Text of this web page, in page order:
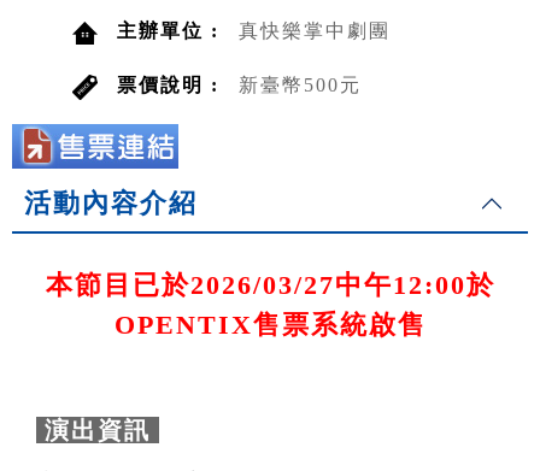
主辦單位 : 真快樂掌中劇團
票價說明 : 新臺幣500元
活動內容介紹
本節目已於2026/03/27中午12:00於
OPENTIX售票系統啟售
演出資訊